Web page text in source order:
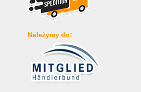
Należymy do: